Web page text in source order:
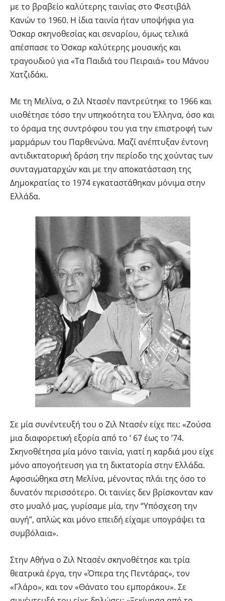
με το βραβείο καλύτερης ταινίας στο Φεστιβάλ
Κανών το 1960. Η ίδια ταινία ήταν υποψήφια για
Όσκαρ σκηνοθεσίας και σεναρίου, όμως τελικά
απέσπασε το Όσκαρ καλύτερης μουσικής και
τραγουδιού για «Τα Παιδιά του Πειραιά» του Μάνου
Χατζιδάκι.
Με τη Μελίνα, ο Ζιλ Ντασέν παντρεύτηκε το 1966 και
υιοθέτησε τόσο την υπηκοότητα του Έλληνα, όσο και
το όραμα της συντρόφου του για την επιστροφή των
μαρμάρων του Παρθενώνα. Μαζί ανέπτυξαν έντονη
αντιδικτατορική δράση την περίοδο της χούντας των
συνταγματαρχών και με την αποκατάσταση της
Δημοκρατίας το 1974 εγκαταστάθηκαν μόνιμα στην
Ελλάδα.
Σε μία συνέντευξή του ο Ζιλ Ντασέν είχε πει: «Ζούσα
μια διαφορετική εξορία από το ‘ 67 έως το ’74.
Σκηνοθέτησα μία μόνο ταινία, γιατί η καρδιά μου είχε
μόνο απογοήτευση για τη δικτατορία στην Ελλάδα.
Αφοσιώθηκα στη Μελίνα, μένοντας πλάι της όσο το
δυνατόν περισσότερο. Οι ταινίες δεν βρίσκονταν καν
στο μυαλό μας, γυρίσαμε μία, την “Υπόσχεση την
αυγή”, απλώς και μόνο επειδή είχαμε υπογράψει τα
συμβόλαια».
Στην Αθήνα ο Ζιλ Ντασέν σκηνοθέτησε και τρία
θεατρικά έργα, την «Όπερα της Πεντάρας», τον
«Γλάρο», και τον «Θάνατο του εμποράκου». Σε